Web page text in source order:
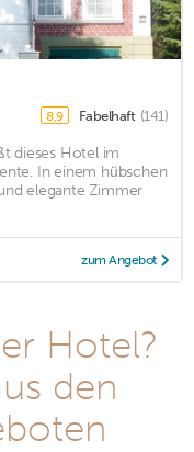
8,9 Fabelhaft (141)
dieses Hotel im
In einem hübschen
elegante Zimmer
zum Angebot
Hotel?
den